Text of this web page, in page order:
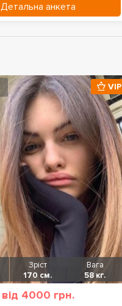
Детальна анкета
Зріст
170 см.
Вага
58 кг.
від 4000 грн.
VIP